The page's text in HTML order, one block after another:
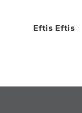
Eftis Eftis